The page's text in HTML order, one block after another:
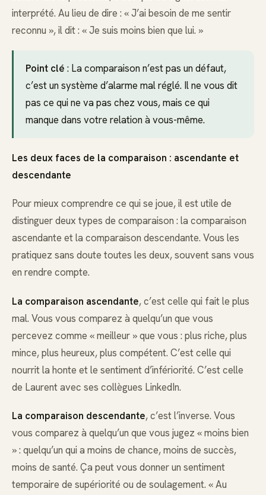
interprété. Au lieu de dire : « J’ai besoin de me sentir
reconnu », il dit : « Je suis moins bien que lui. »
Point clé : La comparaison n’est pas un défaut,
c’est un système d’alarme mal réglé. Il ne vous dit
pas ce qui ne va pas chez vous, mais ce qui
manque dans votre relation à vous-même.
Les deux faces de la comparaison : ascendante et
descendante
Pour mieux comprendre ce qui se joue, il est utile de
distinguer deux types de comparaison : la comparaison
ascendante et la comparaison descendante. Vous les
pratiquez sans doute toutes les deux, souvent sans vous
en rendre compte.
La comparaison ascendante, c’est celle qui fait le plus
mal. Vous vous comparez à quelqu’un que vous
percevez comme « meilleur » que vous : plus riche, plus
mince, plus heureux, plus compétent. C’est celle qui
nourrit la honte et le sentiment d’infériorité. C’est celle
de Laurent avec ses collègues LinkedIn.
La comparaison descendante, c’est l’inverse. Vous
vous comparez à quelqu’un que vous jugez « moins bien
» : quelqu’un qui a moins de chance, moins de succès,
moins de santé. Ça peut vous donner un sentiment
temporaire de supériorité ou de soulagement. « Au